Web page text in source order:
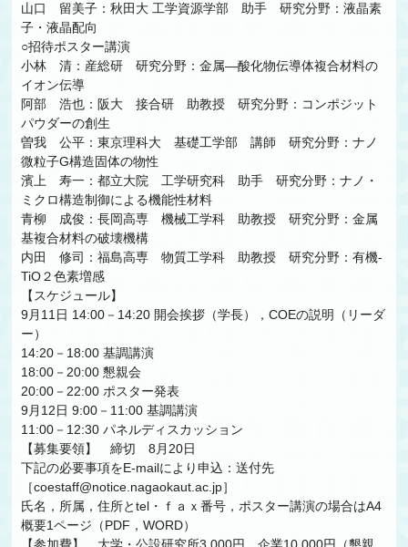
山口 留美子：秋田大 工学資源学部 助手 研究分野：液晶素
子・液晶配向
○招待ポスター講演
小林 清：産総研 研究分野：金属―酸化物伝導体複合材料の
イオン伝導
阿部 浩也：阪大 接合研 助教授 研究分野：コンポジット
パウダーの創生
曽我 公平：東京理科大 基礎工学部 講師 研究分野：ナノ
微粒子G構造固体の物性
濱上 寿一：都立大院 工学研究科 助手 研究分野：ナノ・
ミクロ構造制御による機能性材料
青柳 成俊：長岡高専 機械工学科 助教授 研究分野：金属
基複合材料の破壊機構
内田 修司：福島高専 物質工学科 助教授 研究分野：有機-
TiO２色素増感
【スケジュール】
9月11日 14:00－14:20 開会挨拶（学長），COEの説明（リーダ
ー）
14:20－18:00 基調講演
18:00－20:00 懇親会
20:00－22:00 ポスター発表
9月12日 9:00－11:00 基調講演
11:00－12:30 パネルディスカッション
【募集要領】 締切 8月20日
下記の必要事項をE-mailにより申込：送付先
［coestaff@notice.nagaokaut.ac.jp］
氏名，所属，住所とtel・ｆａｘ番号，ポスター講演の場合はA4
概要1ページ（PDF，WORD）